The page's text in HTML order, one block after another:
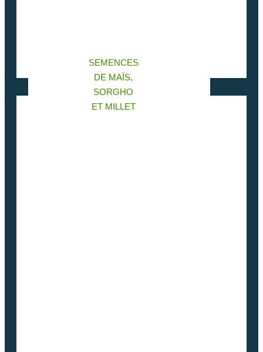
SEMENCES
DE MAÏS,
SORGHO
ET MILLET